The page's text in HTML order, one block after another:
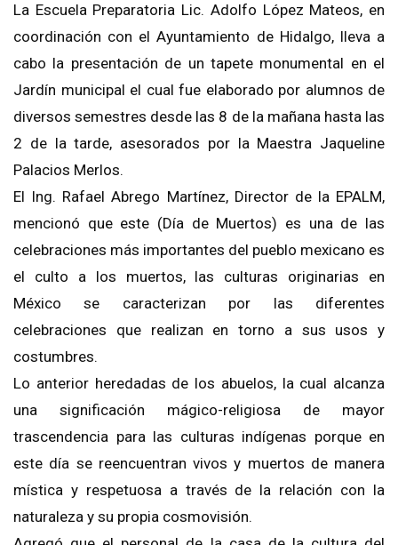
La Escuela Preparatoria Lic. Adolfo López Mateos, en
coordinación con el Ayuntamiento de Hidalgo, lleva a
cabo la presentación de un tapete monumental en el
Jardín municipal el cual fue elaborado por alumnos de
diversos semestres desde las 8 de la mañana hasta las
2 de la tarde, asesorados por la Maestra Jaqueline
Palacios Merlos.
El Ing. Rafael Abrego Martínez, Director de la EPALM,
mencionó que este (Día de Muertos) es una de las
celebraciones más importantes del pueblo mexicano es
el culto a los muertos, las culturas originarias en
México se caracterizan por las diferentes
celebraciones que realizan en torno a sus usos y
costumbres.
Lo anterior heredadas de los abuelos, la cual alcanza
una significación mágico-religiosa de mayor
trascendencia para las culturas indígenas porque en
este día se reencuentran vivos y muertos de manera
mística y respetuosa a través de la relación con la
naturaleza y su propia cosmovisión.